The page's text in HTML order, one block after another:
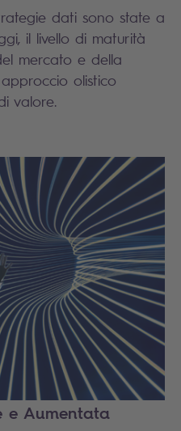
dati sono state a
il livello di maturità
mercato e della
olistico
valore.
Aumentata